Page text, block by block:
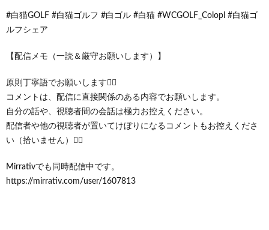
#白猫GOLF #白猫ゴルフ #白ゴル #白猫 #WCGOLF_Colopl #白猫ゴ
ルフシェア
【配信メモ（一読＆厳守お願いします）】
原則丁寧語でお願いします🙇‍♂️
コメントは、配信に直接関係のある内容でお願いします。
自分の話や、視聴者間の会話は極力お控えください。
配信者や他の視聴者が置いてけぼりになるコメントもお控えくださ
い（拾いません）🙇‍♂️
Mirrativでも同時配信中です。
https://mirrativ.com/user/1607813